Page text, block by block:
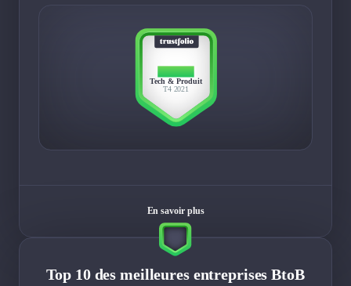
TOP 10
Tech & Produit
T4 2021
En savoir plus
Top 10 des meilleures entreprises BtoB